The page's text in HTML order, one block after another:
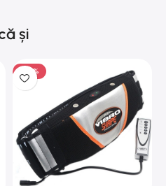
și
-50%